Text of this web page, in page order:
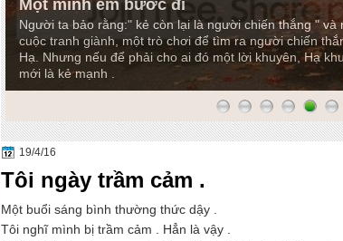
Một mình em bước đi
Người ta bảo rằng:" kẻ còn lại là người chiến thắng "
cuộc tranh giành, một trò chơi để tìm ra người chiến
Hạ. Nhưng nếu để phải cho ai đó một lời khuyên, Hạ
mới là kẻ mạnh .
19/4/16
Tôi ngày trầm cảm .
Một buổi sáng bình thường thức dậy .
Tôi nghĩ mình bị trầm cảm . Hẳn là vậy .